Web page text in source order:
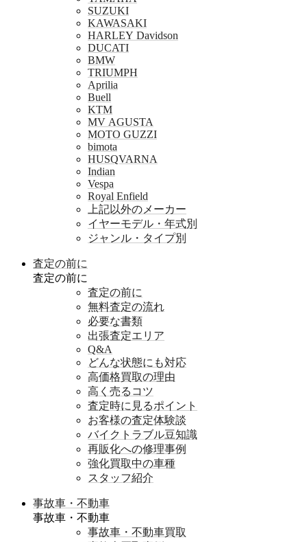
SUZUKI
KAWASAKI
HARLEY Davidson
DUCATI
BMW
TRIUMPH
Aprilia
Buell
KTM
MV AGUSTA
MOTO GUZZI
bimota
HUSQVARNA
Indian
Vespa
Royal Enfield
上記以外のメーカー
イヤーモデル・年式別
ジャンル・タイプ別
査定の前に
査定の前に
査定の前に
無料査定の流れ
必要な書類
出張査定エリア
Q&A
どんな状態にも対応
高価格買取の理由
高く売るコツ
査定時に見るポイント
お客様の査定体験談
バイクトラブル豆知識
再販化への修理事例
強化買取中の車種
スタッフ紹介
事故車・不動車
事故車・不動車
事故車・不動車買取